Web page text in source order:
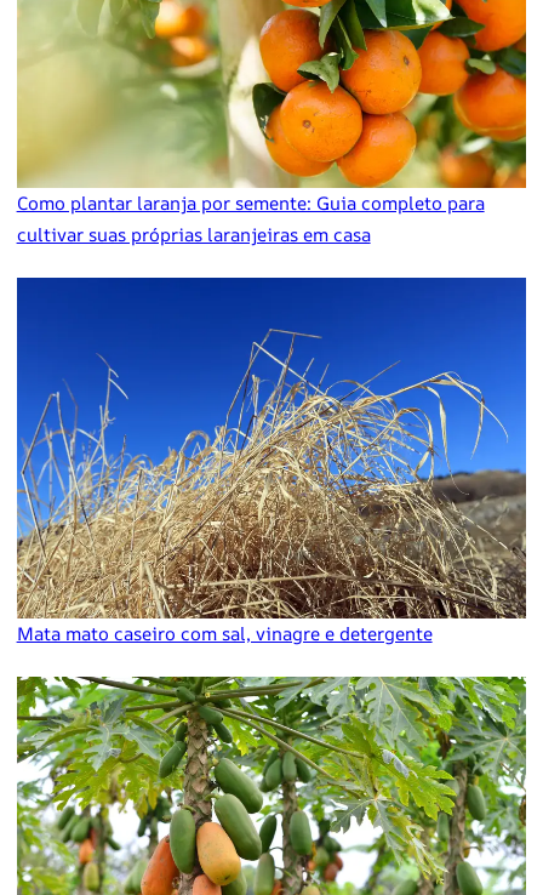
Como plantar laranja por semente: Guia completo para
cultivar suas próprias laranjeiras em casa
Mata mato caseiro com sal, vinagre e detergente